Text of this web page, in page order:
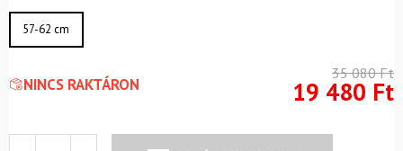
57-62 cm
NINCS RAKTÁRON
35 080Ft
19 480 Ft